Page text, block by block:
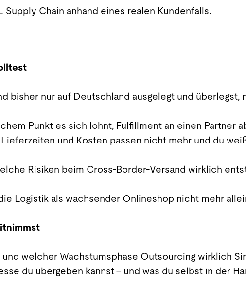
Chain anhand eines realen Kundenfalls.
bisher nur auf Deutschland ausgelegt und überlegst,
Punkt es sich lohnt, Fulfillment an einen Partner
und Kosten passen nicht mehr und du
Risiken beim Cross-Border-Versand wirklich
Logistik als wachsender Onlineshop nicht mehr
welcher Wachstumsphase Outsourcing wirklich
du übergeben kannst – und was du selbst in der